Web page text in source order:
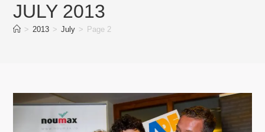
JULY 2013
> 2013 > July > Page 2